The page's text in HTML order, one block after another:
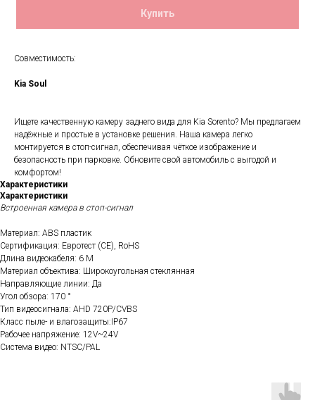
Купить
Совместимость:
Kia Soul
Ищете качественную камеру заднего вида для Kia Sorento? Мы предлагаем
надёжные и простые в установке решения. Наша камера легко
монтируется в стоп-сигнал, обеспечивая чёткое изображение и
безопасность при парковке. Обновите свой автомобиль с выгодой и
комфортом!
Характеристики
Характеристики
Встроенная камера в стоп-сигнал
Материал: ABS пластик
Сертификация: Евротест (СЕ), RoHS
Длина видеокабеля: 6 М
Материал объектива: Широкоугольная стеклянная
Направляющие линии: Да
Угол обзора: 170 °
Тип видеосигнала: AHD 720P/CVBS
Класс пыле- и влагозащиты:IP67
Рабочее напряжение: 12V~24V
Система видео: NTSC/PAL